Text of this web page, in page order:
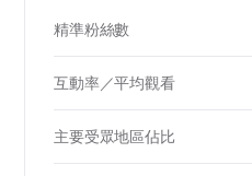
精準粉絲數
互動率／平均觀看
主要受眾地區佔比